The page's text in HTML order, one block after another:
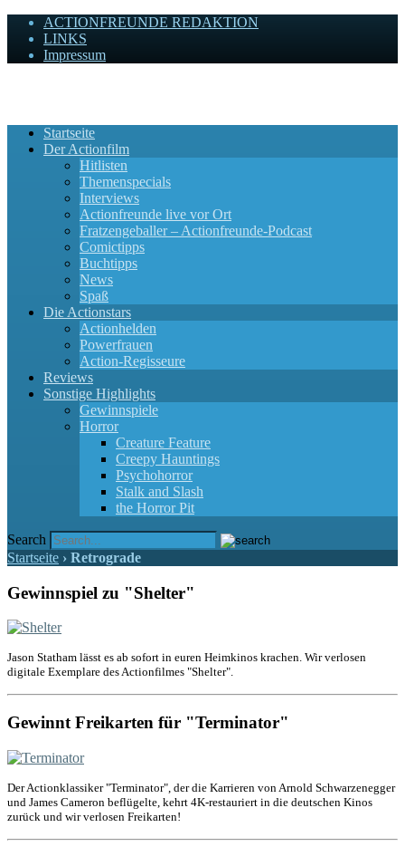
ACTIONFREUNDE REDAKTION
LINKS
Impressum
Startseite
Der Actionfilm
Hitlisten
Themenspecials
Interviews
Actionfreunde live vor Ort
Fratzengeballer – Actionfreunde-Podcast
Comictipps
Buchtipps
News
Spaß
Die Actionstars
Actionhelden
Powerfrauen
Action-Regisseure
Reviews
Sonstige Highlights
Gewinnspiele
Horror
Creature Feature
Creepy Hauntings
Psychohorror
Stalk and Slash
the Horror Pit
Search
Startseite › Retrograde
Gewinnspiel zu "Shelter"
Jason Statham lässt es ab sofort in euren Heimkinos krachen. Wir verlosen
digitale Exemplare des Actionfilmes "Shelter".
Gewinnt Freikarten für "Terminator"
Der Actionklassiker "Terminator", der die Karrieren von Arnold Schwarzenegger
und James Cameron beflügelte, kehrt 4K-restauriert in die deutschen Kinos
zurück und wir verlosen Freikarten!